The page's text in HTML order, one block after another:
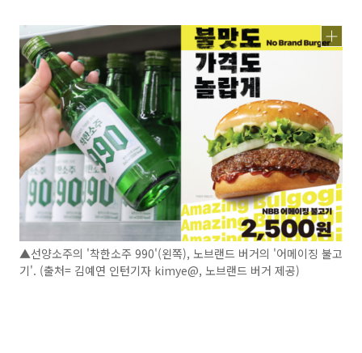
▲선양소주의 '착한소주 990'(왼쪽), 노브랜드 버거의 '어메이징 불고
기'. (출처= 김예연 인턴기자 kimye@, 노브랜드 버거 제공)